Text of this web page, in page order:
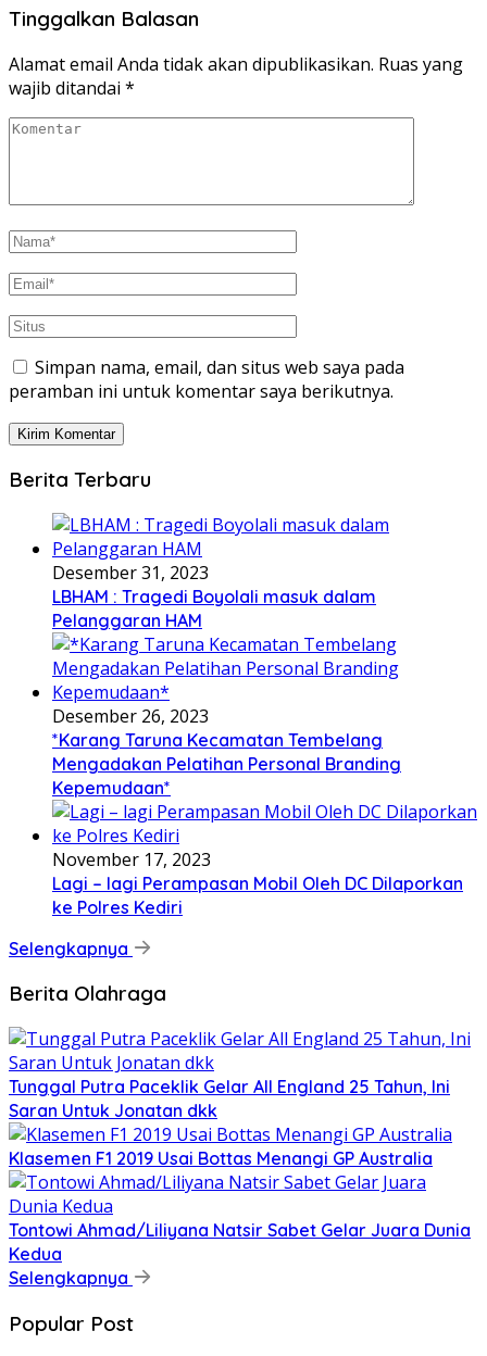
Tinggalkan Balasan
Alamat email Anda tidak akan dipublikasikan. Ruas yang
wajib ditandai *
Simpan nama, email, dan situs web saya pada
peramban ini untuk komentar saya berikutnya.
Berita Terbaru
Desember 31, 2023
LBHAM : Tragedi Boyolali masuk dalam
Pelanggaran HAM
Desember 26, 2023
*Karang Taruna Kecamatan Tembelang
Mengadakan Pelatihan Personal Branding
Kepemudaan*
November 17, 2023
Lagi – lagi Perampasan Mobil Oleh DC Dilaporkan
ke Polres Kediri
Selengkapnya
Berita Olahraga
Tunggal Putra Paceklik Gelar All England 25 Tahun, Ini
Saran Untuk Jonatan dkk
Klasemen F1 2019 Usai Bottas Menangi GP Australia
Tontowi Ahmad/Liliyana Natsir Sabet Gelar Juara Dunia
Kedua
Selengkapnya
Popular Post